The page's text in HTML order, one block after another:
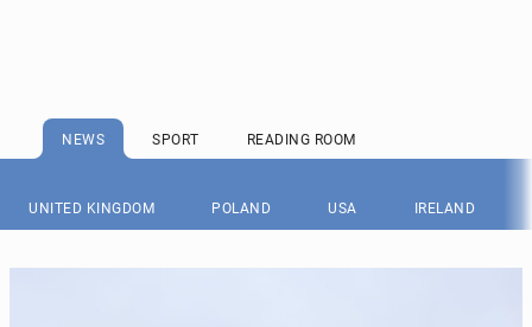
NEWS SPORT READING ROOM
UNITED KINGDOM POLAND USA IRELAND